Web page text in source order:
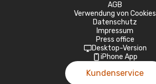
AGB
Verwendung von Cookies
Datenschutz
Impressum
Press office
Desktop-Version
iPhone App
Kundenservice